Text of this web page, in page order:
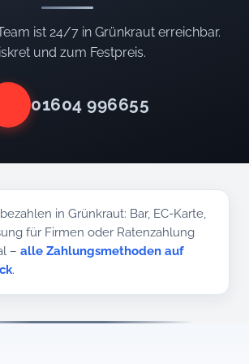
ist 24/7 in Grünkraut erreichbar.
und zum Festpreis.
01604 996655
in Grünkraut: Bar, EC-Karte,
für Firmen oder Ratenzahlung
–alle Zahlungsmethoden auf
.